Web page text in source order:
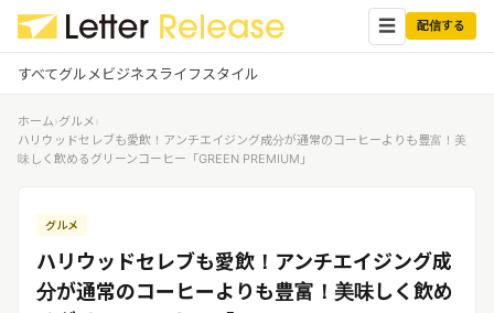
☰ 配信する
すべてグルメビジネスライフスタイル
ビジネス
ログイン ✕
企業ユーザーでログイン
する
レターリリース受信ユーザー
メディアユーザーでログインする
ホーム›グルメ›
ハリウッドセレブも愛飲！アンチエイジング成分が通常のコーヒーよりも豊富！美
味しく飲めるグリーンコーヒー「GREEN PREMIUM」
グルメ
ハリウッドセレブも愛飲！アンチエイジング成
分が通常のコーヒーよりも豊富！美味しく飲め